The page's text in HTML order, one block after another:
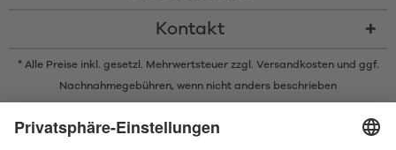
Kontakt
* Alle Preise inkl. gesetzl. Mehrwertsteuer zzgl. Versandkostenund ggf.
Nachnahmegebühren, wenn nicht anders beschrieben
und Eigentum der Bluetooth SIG, Inc. Die Nutzung dieser Marken durch